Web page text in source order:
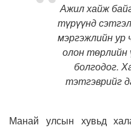
Ажил хайж
түрүүнд
мэргэжлийн ур
олон төрлийн
болгодог.
тэтгэврийг
Манай улсын хувьд